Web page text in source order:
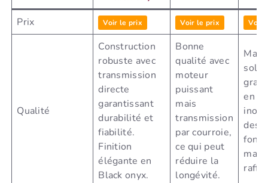
Prix Voir le prix Voir le prix Voir
Qualité
Construction
robuste avec
transmission
directe
garantissant
durabilité et
fiabilité.
Finition
élégante en
Black onyx.
Bonne
qualité avec
moteur
puissant
mais
transmission
par courroie,
ce qui peut
réduire la
longévité.
en
mais